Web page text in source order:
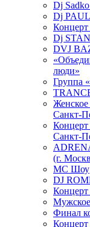
Dj
Dj
Dj
DVJ
люди»
Группа
Женское
Санкт-
Концерт
Санкт-
(г.
MC Шоу
DJ
Мужское
Финал